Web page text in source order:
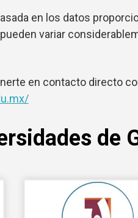
en los datos
variar
en contacto directo
de